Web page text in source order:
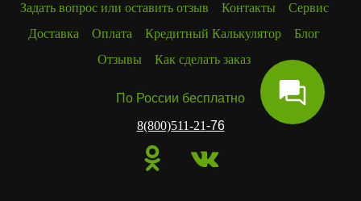
Задать вопрос или оставить отзыв
Контакты
Сервис
Доставка
Оплата Кредитный Калькулятор
Блог
Отзывы
Как сделать заказ
По России бесплатно
8(800)511-21-76